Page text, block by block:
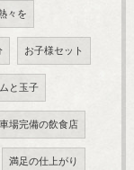
々を
お子様セット
と玉子
場完備の飲食店
満足の仕上がり